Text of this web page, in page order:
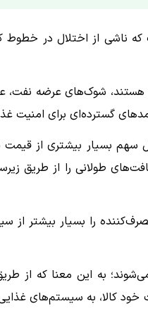
ناشی از اختلال در خطوط
شوک‌های عرضه نفت،
گسترده‌ای برای امنیت
سهم بسیار بیشتری از
طولانی را از
را بسیار بیشتر از
به این معنا که از
کالا، به سیستم‌های